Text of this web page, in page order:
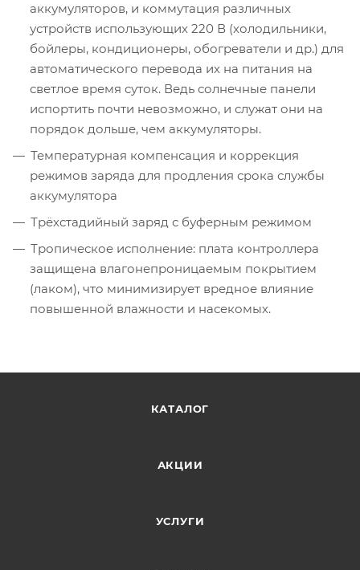
аккумуляторов, и коммутация различных
устройств использующих 220 В (холодильники,
бойлеры, кондиционеры, обогреватели и др.) для
автоматического перевода их на питания на
светлое время суток. Ведь солнечные панели
испортить почти невозможно, и служат они на
порядок дольше, чем аккумуляторы.
Температурная компенсация и коррекция
режимов заряда для продления срока службы
аккумулятора
Трёхстадийный заряд с буферным режимом
Тропическое исполнение: плата контроллера
защищена влагонепроницаемым покрытием
(лаком), что минимизирует вредное влияние
повышенной влажности и насекомых.
КАТАЛОГ
АКЦИИ
УСЛУГИ